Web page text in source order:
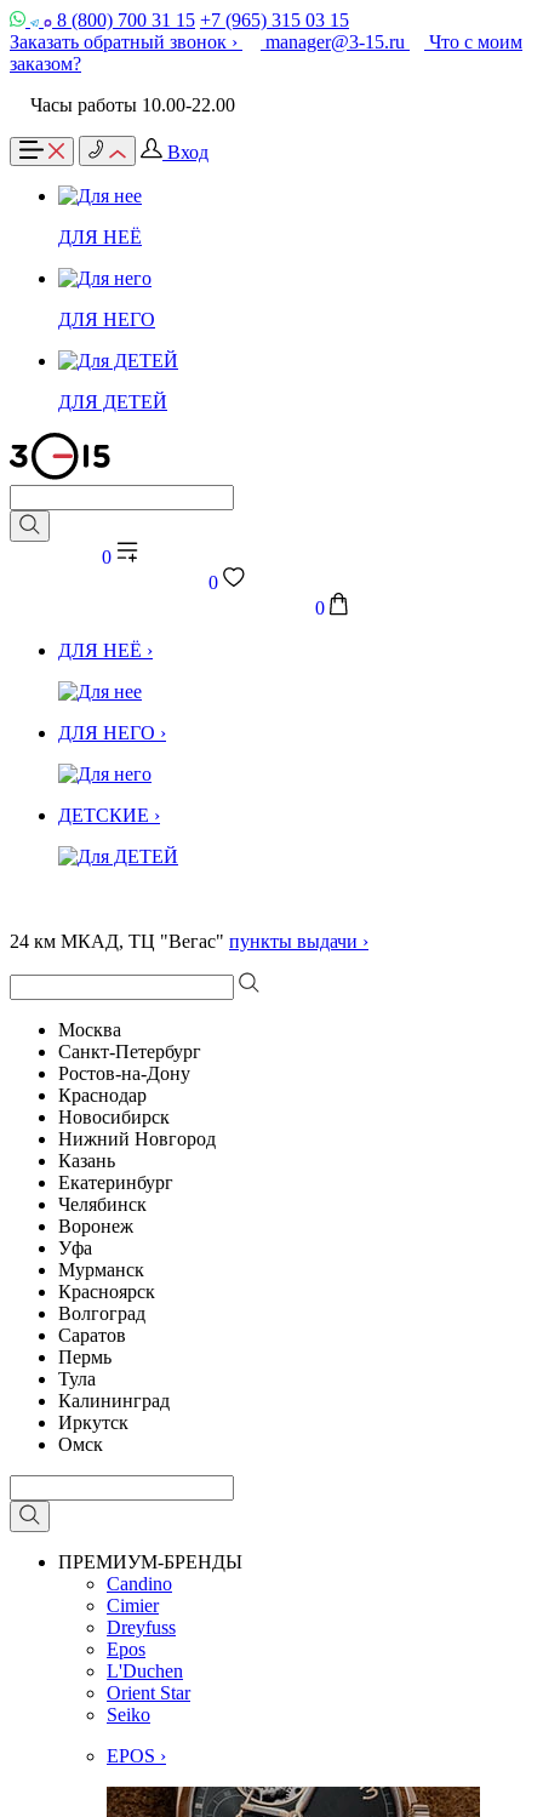
8 (800) 700 31 15 +7 (965) 315 03 15
Заказать обратный звонок ›
manager@3-15.ru
Что с моим
заказом?
Часы работы 10.00-22.00
Вход
ДЛЯ НЕЁ
ДЛЯ НЕГО
ДЛЯ ДЕТЕЙ
0
0
0
ДЛЯ НЕЁ ›
ДЛЯ НЕГО ›
ДЕТСКИЕ ›
24 км МКАД, ТЦ "Вегас" пункты выдачи ›
Москва
Санкт-Петербург
Ростов-на-Дону
Краснодар
Новосибирск
Нижний Новгород
Казань
Екатеринбург
Челябинск
Воронеж
Уфа
Мурманск
Красноярск
Волгоград
Саратов
Пермь
Тула
Калининград
Иркутск
Омск
ПРЕМИУМ-БРЕНДЫ
Candino
Cimier
Dreyfuss
Epos
L'Duchen
Orient Star
Seiko
EPOS ›